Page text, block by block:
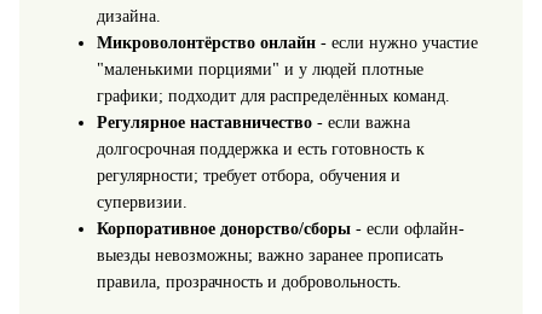
дизайна.
Микроволонтёрство онлайн- если нужно участие
"маленькими порциями" и у людей плотные
графики; подходит для распределённых команд.
Регулярное наставничество- если важна
долгосрочная поддержка и есть готовность к
регулярности; требует отбора, обучения и
супервизии.
Корпоративное донорство/сборы- если офлайн-
выезды невозможны; важно заранее прописать
правила, прозрачность и добровольность.